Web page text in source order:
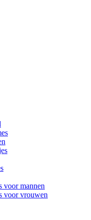
voor mannen
voor vrouwen